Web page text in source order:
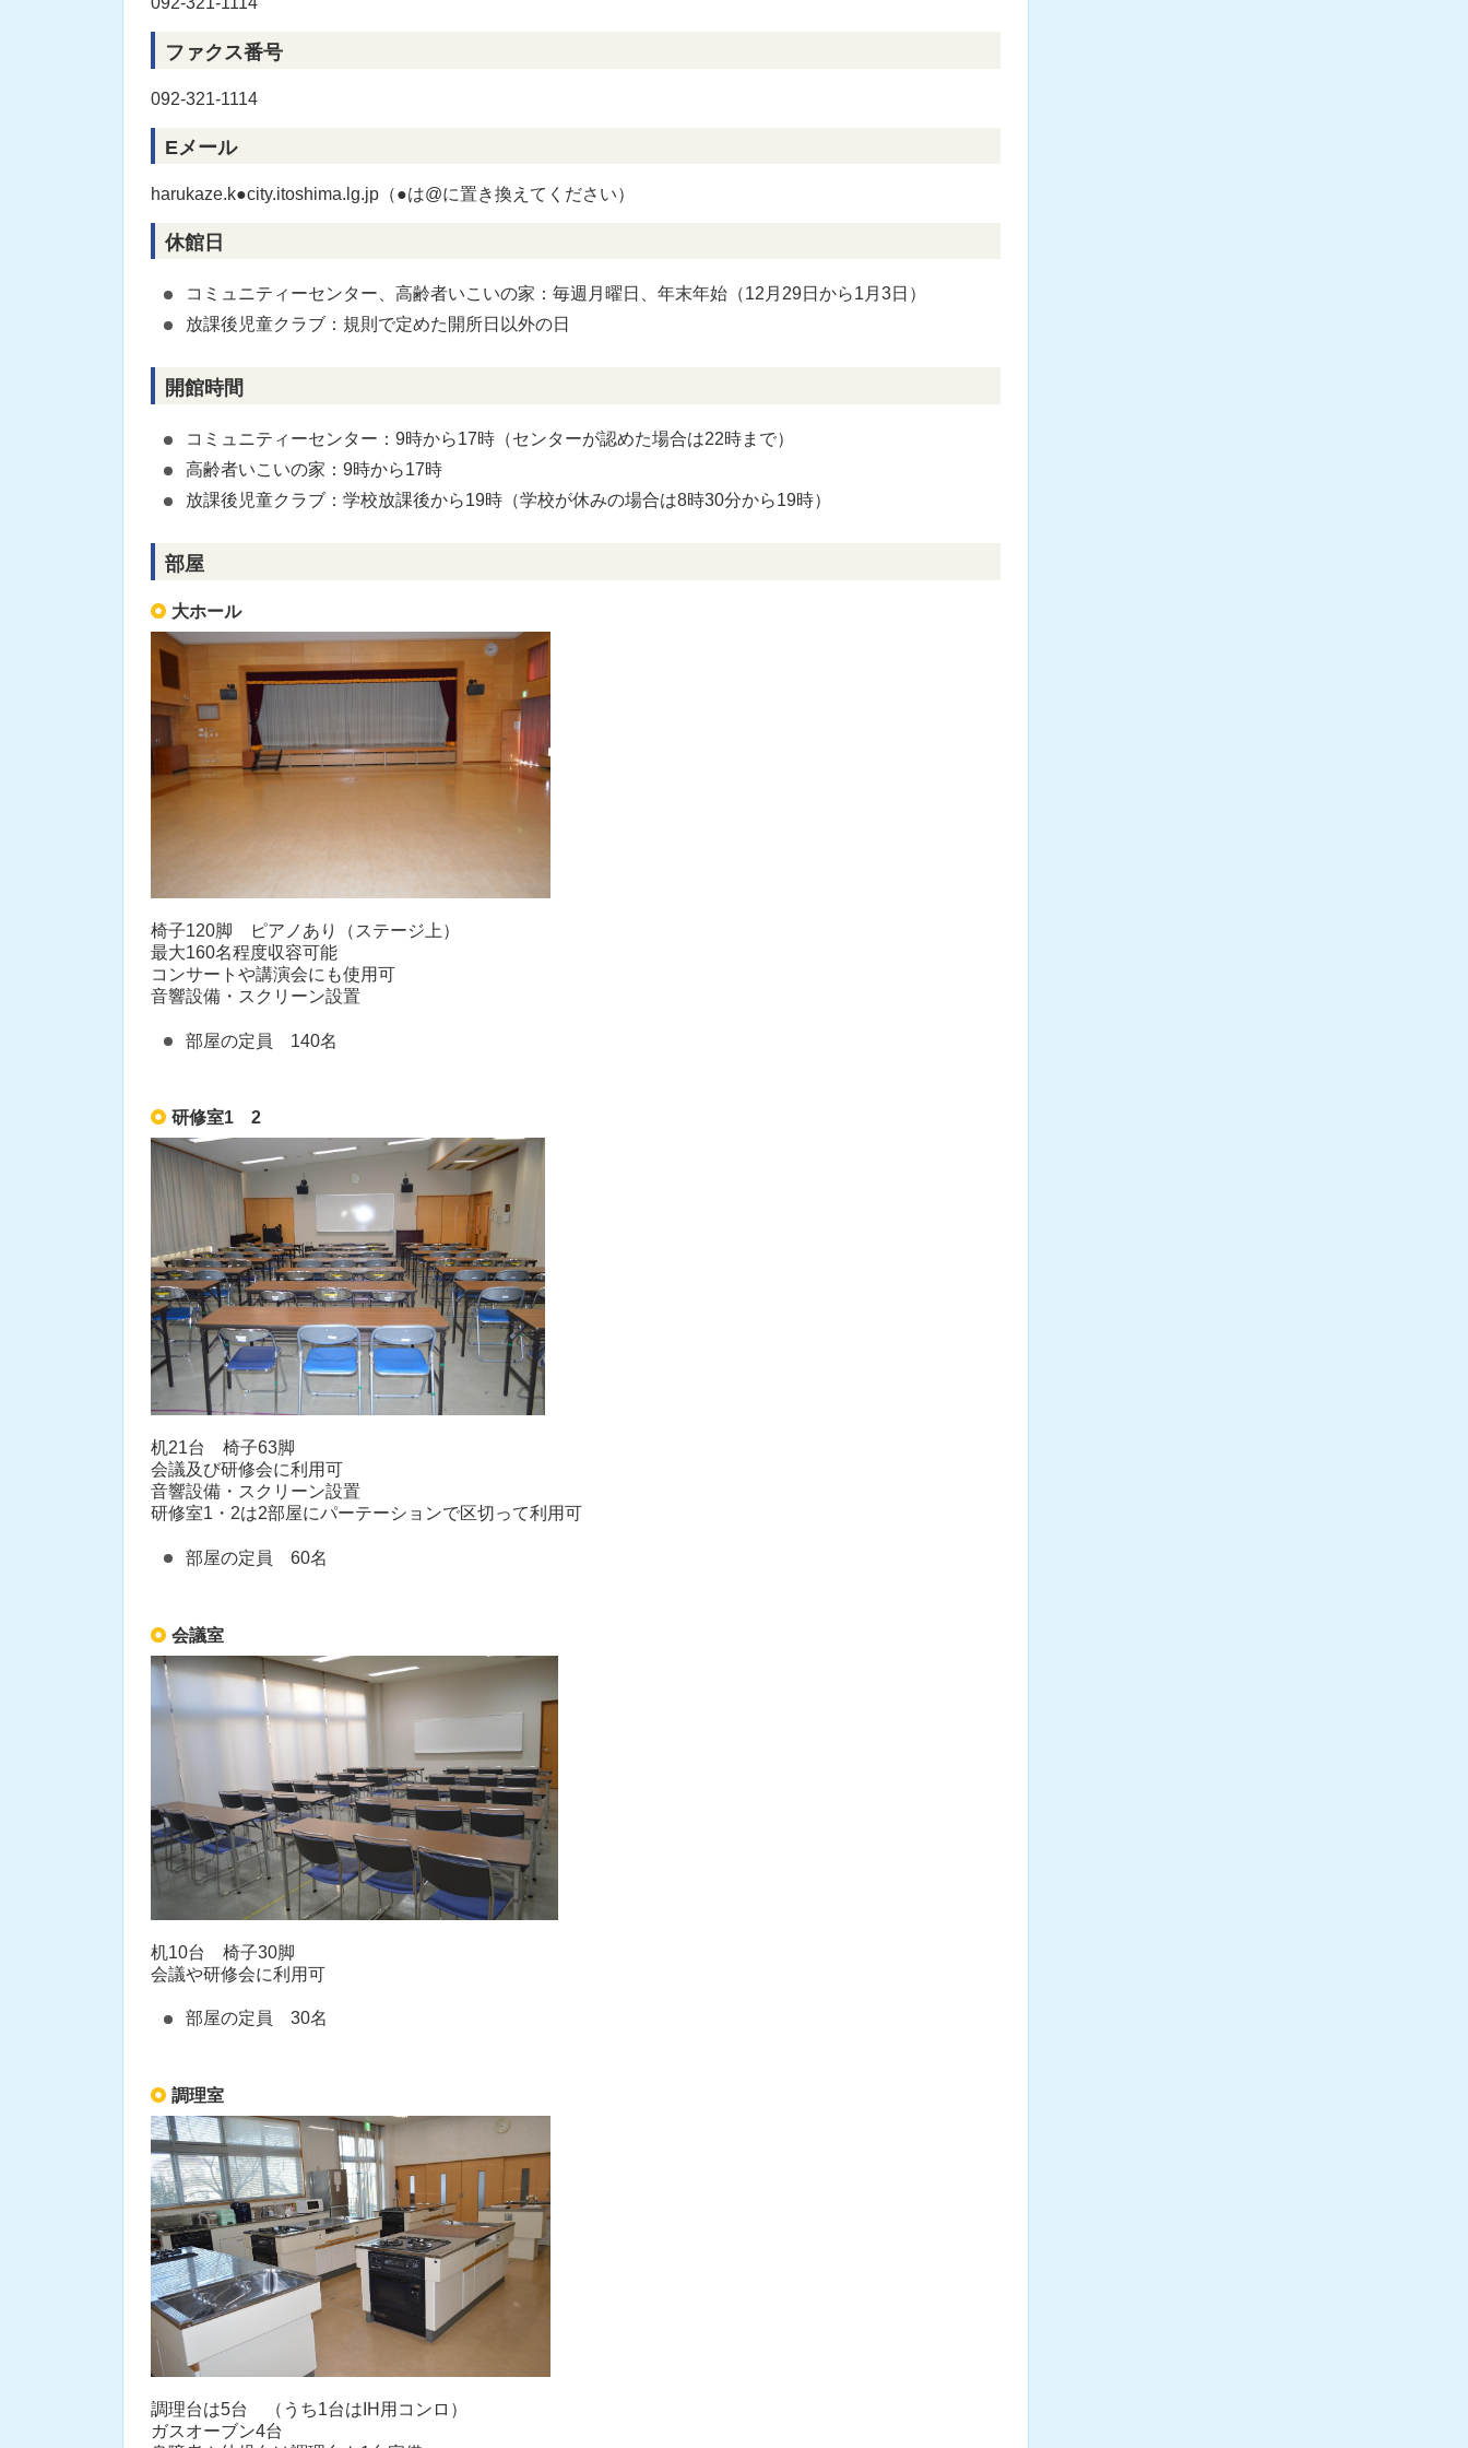
ファクス番号
092-321-1114
Eメール
harukaze.k●city.itoshima.lg.jp（●は@に置き換えてください）
休館日
コミュニティーセンター、高齢者いこいの家：毎週月曜日、年末年始（12月29日から1月3日）
放課後児童クラブ：規則で定めた開所日以外の日
開館時間
コミュニティーセンター：9時から17時（センターが認めた場合は22時まで）
高齢者いこいの家：9時から17時
放課後児童クラブ：学校放課後から19時（学校が休みの場合は8時30分から19時）
部屋
大ホール
椅子120脚 ピアノあり（ステージ上）
最大160名程度収容可能
コンサートや講演会にも使用可
音響設備・スクリーン設置
部屋の定員 140名
研修室1 2
机21台 椅子63脚
会議及び研修会に利用可
音響設備・スクリーン設置
研修室1・2は2部屋にパーテーションで区切って利用可
部屋の定員 60名
会議室
机10台 椅子30脚
会議や研修会に利用可
部屋の定員 30名
調理室
調理台は5台 （うち1台はIH用コンロ）
ガスオーブン4台